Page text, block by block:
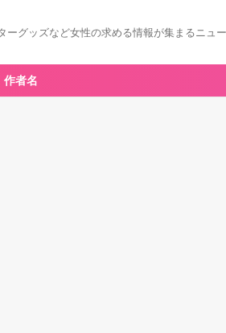
ーグッズなど女性の求める情報が集まるニュ
作者名